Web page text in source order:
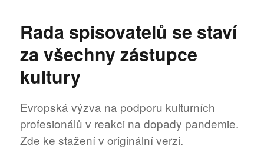
Rada spisovatelů se staví
za všechny zástupce
kultury
Evropská výzva na podporu kulturních
profesionálů v reakci na dopady pandemie.
Zde ke stažení v originální verzi.